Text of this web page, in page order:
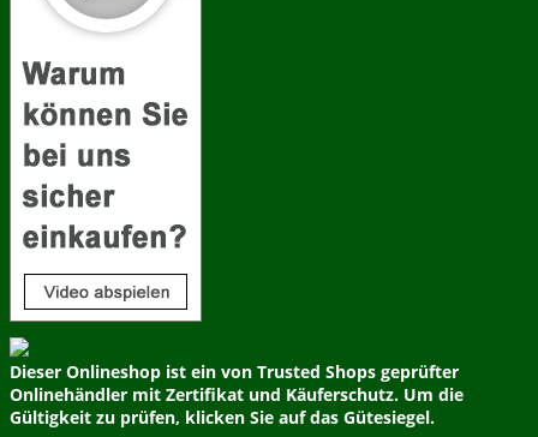
Dieser Onlineshop ist ein von Trusted Shops geprüfter
Onlinehändler mit Zertifikat und Käuferschutz. Um die
Gültigkeit zu prüfen, klicken Sie auf das Gütesiegel.